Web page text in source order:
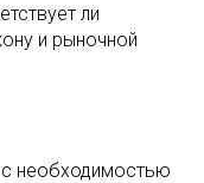
ли
и рыночной
с необходимостью